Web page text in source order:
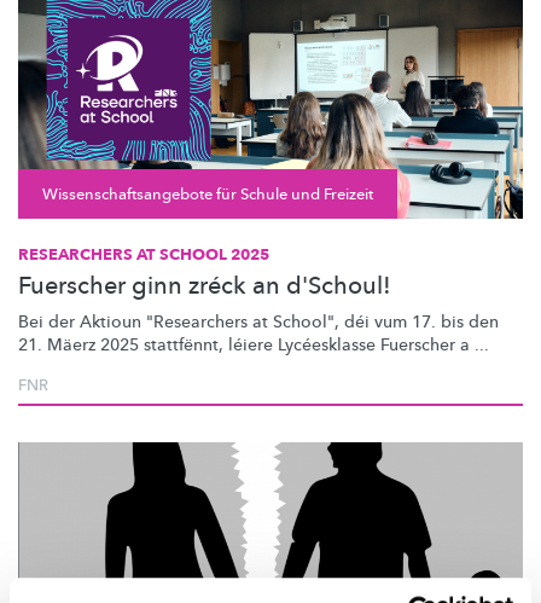
Wissenschaftsangebote für Schule und Freizeit
RESEARCHERS AT SCHOOL 2025
Fuerscher ginn zréck an d'Schoul!
Bei der Aktioun "Researchers at School", déi vum 17. bis den
21. Mäerz 2025 stattfënnt, léiere Lycéesklasse Fuerscher a ...
FNR